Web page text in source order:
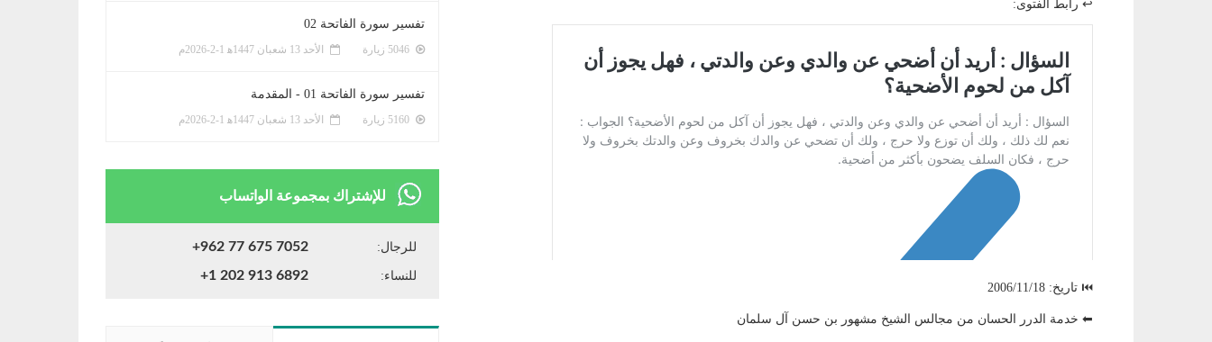
↩️ رابط الفتوى:
⏮️ تاريخ: 2006/11/18
⬅ خدمة الدرر الحسان من مجالس الشيخ مشهور بن حسن آل سلمان
تفسير سورة الفاتحة 02
الأحد 13 شعبان 1447ﻫ 1-2-2026م
تفسير سورة الفاتحة 01 - المقدمة
الأحد 13 شعبان 1447ﻫ 1-2-2026م
للإشتراك بمجموعة الواتساب
للرجال: +962 77 675 7052
للنساء: +1 202 913 6892